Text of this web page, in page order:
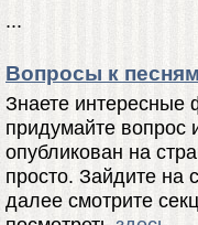
...
Вопросы к песням
Знаете интересные
придумайте вопрос
опубликован на
просто. Зайдите на
далее смотрите